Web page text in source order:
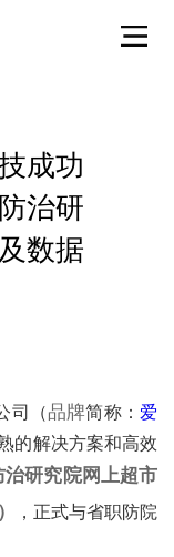
成功
治研
数据
司（品牌简称：爱
的解决方案和高效
研究院网上超市
，正式与省职防院